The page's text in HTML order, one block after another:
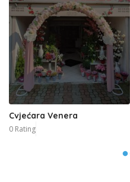
Cvjećara Venera
0 Rating